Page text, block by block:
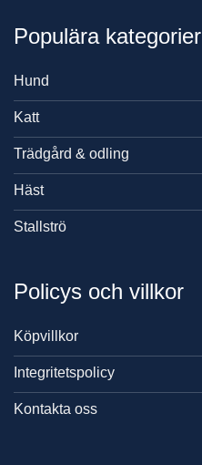
Populära kategorier
Hund
Katt
Trädgård & odling
Häst
Stallströ
Policys och villkor
Köpvillkor
Integritetspolicy
Kontakta oss